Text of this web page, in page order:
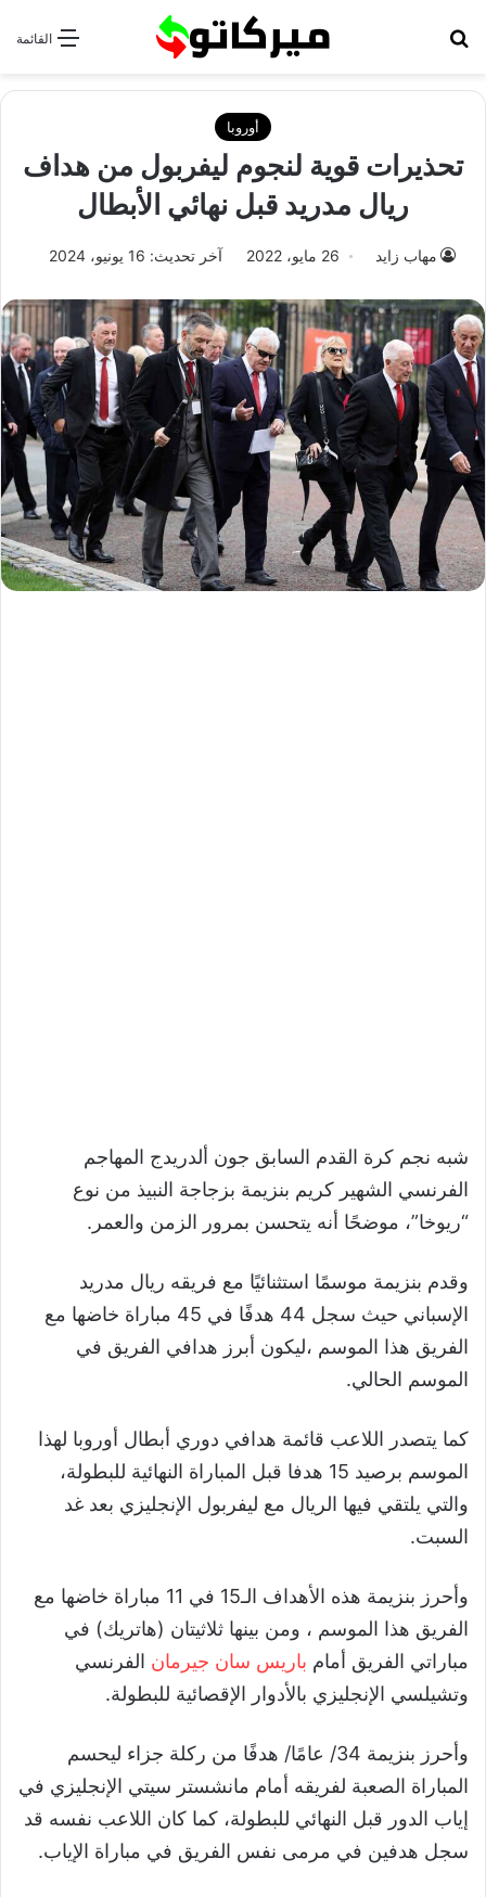
القائمة
أوروبا
تحذيرات قوية لنجوم ليفربول من هداف
ريال مدريد قبل نهائي الأبطال
مهاب زايد 26 مايو، 2022 آخر تحديث: 16 يونيو، 2024
شبه نجم كرة القدم السابق جون ألدريدج المهاجم
الفرنسي الشهير كريم بنزيمة بزجاجة النبيذ من نوع
“ريوخا”، موضحًا أنه يتحسن بمرور الزمن والعمر.
وقدم بنزيمة موسمًا استثنائيًا مع فريقه ريال مدريد
الإسباني حيث سجل 44 هدفًا في 45 مباراة خاضها مع
الفريق هذا الموسم ،ليكون أبرز هدافي الفريق في
الموسم الحالي.
كما يتصدر اللاعب قائمة هدافي دوري أبطال أوروبا لهذا
الموسم برصيد 15 هدفا قبل المباراة النهائية للبطولة،
والتي يلتقي فيها الريال مع ليفربول الإنجليزي بعد غد
السبت.
وأحرز بنزيمة هذه الأهداف الـ15 في 11 مباراة خاضها مع
الفريق هذا الموسم ، ومن بينها ثلاثيتان (هاتريك) في
مباراتي الفريق أمام باريس سان جيرمان الفرنسي
وتشيلسي الإنجليزي بالأدوار الإقصائية للبطولة.
وأحرز بنزيمة 34/ عامًا/ هدفًا من ركلة جزاء ليحسم
المباراة الصعبة لفريقه أمام مانشستر سيتي الإنجليزي في
إياب الدور قبل النهائي للبطولة، كما كان اللاعب نفسه قد
سجل هدفين في مرمى نفس الفريق في مباراة الإياب.